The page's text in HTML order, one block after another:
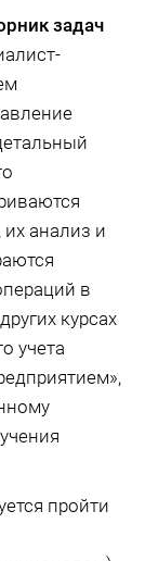
задач
анализ и
в
курсах
учета
пройти